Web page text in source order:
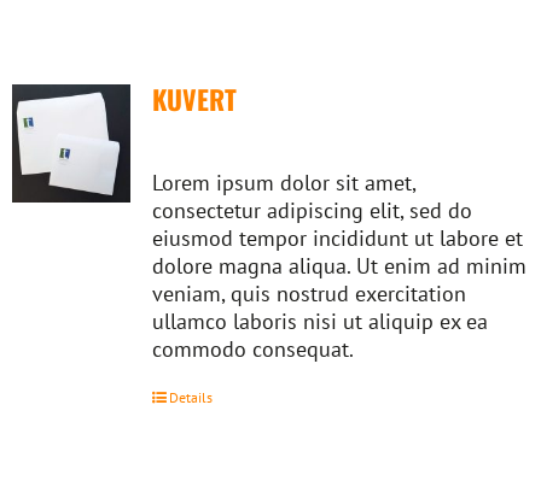
KUVERT
Lorem ipsum dolor sit amet,
consectetur adipiscing elit, sed do
eiusmod tempor incididunt ut labore et
dolore magna aliqua. Ut enim ad minim
veniam, quis nostrud exercitation
ullamco laboris nisi ut aliquip ex ea
commodo consequat.
Details